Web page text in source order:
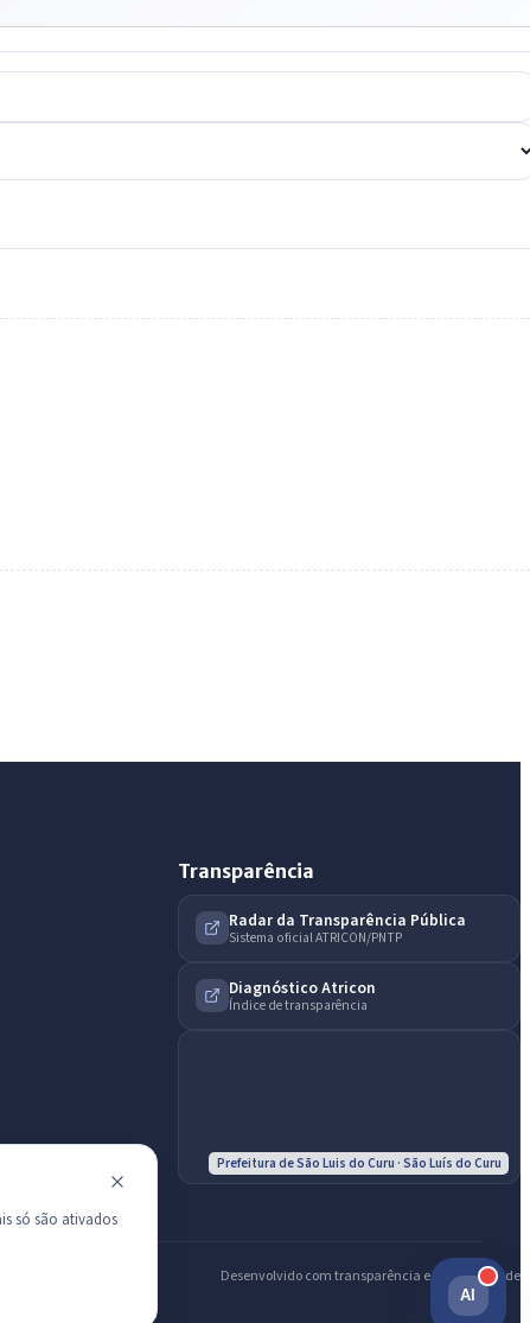
Transparência
Radar da Transparência Pública
Sistema oficial ATRICON/PNTP
Diagnóstico Atricon
Índice de transparência
Prefeitura de São Luis do Curu · São Luís do Curu
Desenvolvido com transparência e acessibilidade
só são ativados
AI
IntGest AI